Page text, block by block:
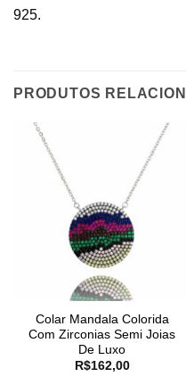
925.
PRODUTOS
Colar Mandala Colorida
Com Zirconias Semi Joias
De Luxo
R$162,00